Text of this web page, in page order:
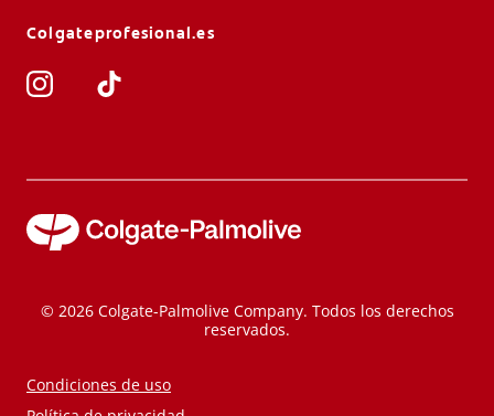
Colgateprofesional.es
© 2026 Colgate-Palmolive Company. Todos los derechos
reservados.
Condiciones de uso